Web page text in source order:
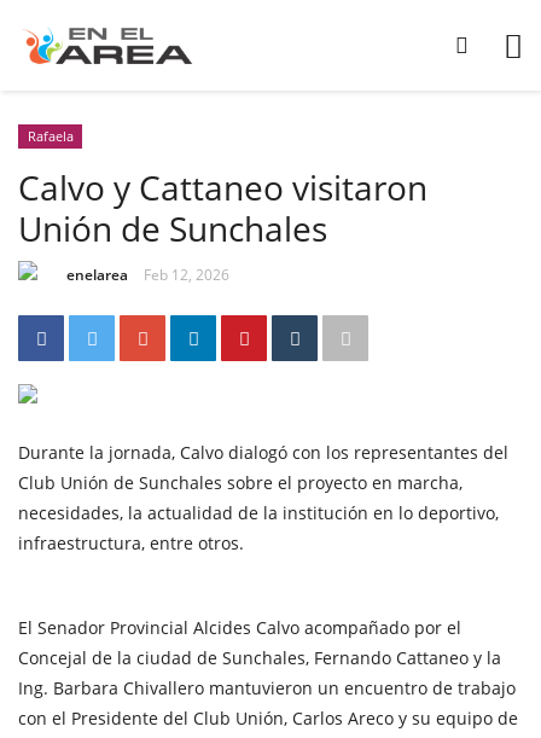
Rafaela
Calvo y Cattaneo visitaron
Unión de Sunchales
enelarea Feb 12, 2026
Durante la jornada, Calvo dialogó con los representantes del
Club Unión de Sunchales sobre el proyecto en marcha,
necesidades, la actualidad de la institución en lo deportivo,
infraestructura, entre otros.
El Senador Provincial Alcides Calvo acompañado por el
Concejal de la ciudad de Sunchales, Fernando Cattaneo y la
Ing. Barbara Chivallero mantuvieron un encuentro de trabajo
con el Presidente del Club Unión, Carlos Areco y su equipo de